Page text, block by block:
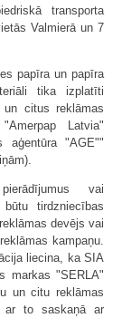
transporta
Valmierā un 7
papīra un papīra
tika izplatīti
citus reklāmas
Latvia"
aģentūra "AGE""
vai
tirdzniecības
devējs vai
kampaņu.
liecina, ka SIA
markas "SERLA"
un citu reklāmas
ar to saskaņā ar